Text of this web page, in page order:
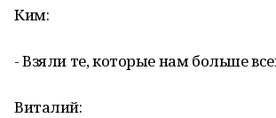
Ким:
- Взяли те, которые нам больше
Виталий: